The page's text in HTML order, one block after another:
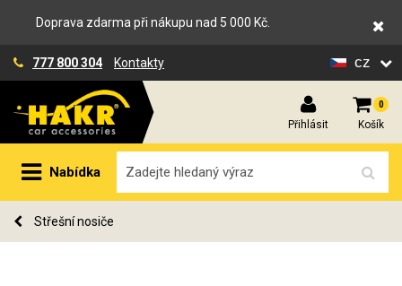
Doprava zdarma při nákupu nad 5 000 Kč.
777 800 304 Kontakty cz
Přihlásit
0
Košík
Nabídka
Střešní nosiče